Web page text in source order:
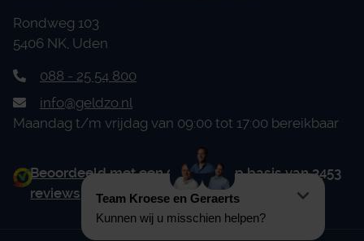
Rondweg 103
5406 NK, Uden
088 - 25 54 800
info@geldzo.nl
Maandag t/m vrijdag van 09:00 tot 17:00 bereikbaar
Beoordeeld met een 9.0 uit 10 op basis van 3453
reviews